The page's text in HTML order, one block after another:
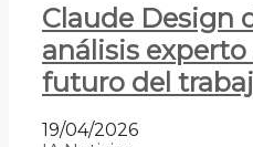
Claude Design
análisis
futuro del
19/04/2026